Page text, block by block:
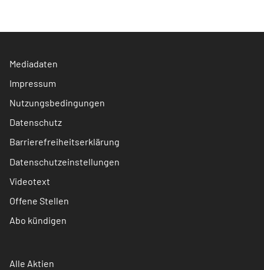
Mediadaten
Impressum
Nutzungsbedingungen
Datenschutz
Barrierefreiheitserklärung
Datenschutzeinstellungen
Videotext
Offene Stellen
Abo kündigen
Alle Aktien